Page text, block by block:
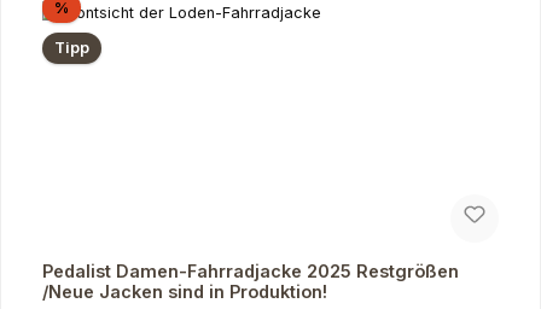
%Rabatt
Tipp
Pedalist Damen-Fahrradjacke 2025 Restgrößen
/Neue Jacken sind in Produktion!